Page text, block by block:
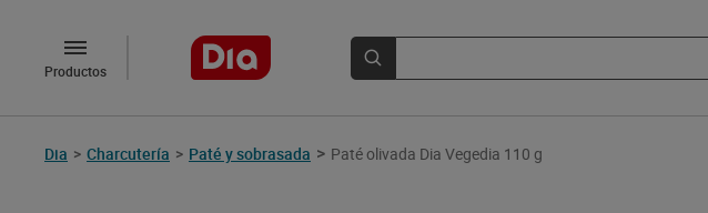
Productos
Dia > Charcutería > Paté y sobrasada > Paté olivada Dia Vegedia 110 g